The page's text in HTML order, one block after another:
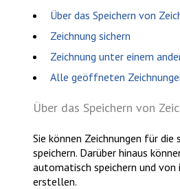
Über das Speichern von
Zeichnung sichern
Zeichnung unter einem
Alle geöffneten
Über das Speichern von
Sie können Zeichnungen für die
speichern. Darüber hinaus
automatisch speichern und von
erstellen.